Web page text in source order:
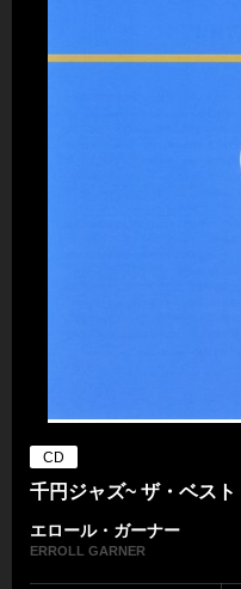
CD
千円ジャズ~ ザ・ベス
エロール・ガーナー
ERROLL GARNER